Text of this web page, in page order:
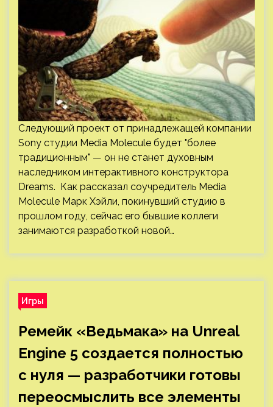
Следующий проект от принадлежащей компании
Sony студии Media Molecule будет "более
традиционным" — он не станет духовным
наследником интерактивного конструктора
Dreams. Как рассказал соучредитель Media
Molecule Марк Хэйли, покинувший студию в
прошлом году, сейчас его бывшие коллеги
занимаются разработкой новой…
Игры
Ремейк «Ведьмака» на Unreal
Engine 5 создается полностью
с нуля — разработчики готовы
переосмыслить все элементы